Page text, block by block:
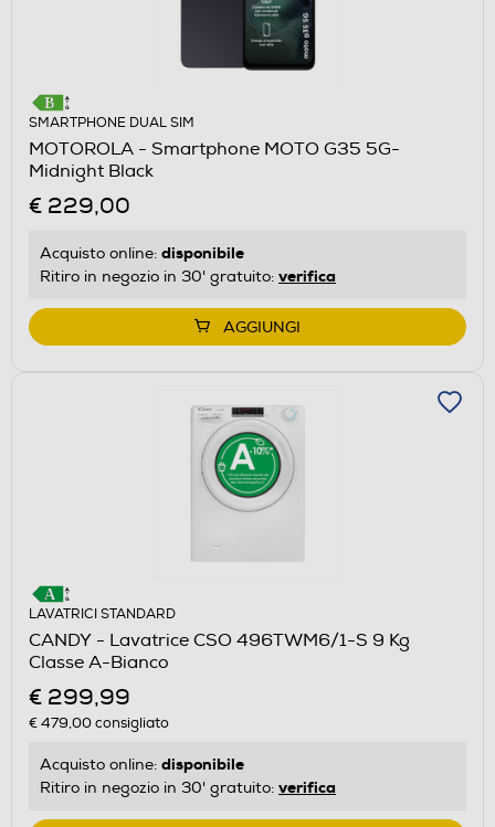
SMARTPHONE DUAL SIM
MOTOROLA - Smartphone MOTO G35 5G-
Midnight Black
€ 229,00
Acquisto online: disponibile
Ritiro in negozio in 30' gratuito: verifica
AGGIUNGI
LAVATRICI STANDARD
CANDY - Lavatrice CSO 496TWM6/1-S 9 Kg
Classe A-Bianco
€ 299,99
€ 479,00consigliato
Acquisto online: disponibile
Ritiro in negozio in 30' gratuito: verifica